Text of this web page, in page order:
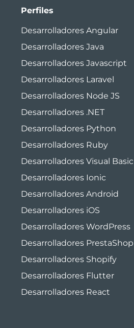
Perfiles
Desarrolladores Angular
Desarrolladores Java
Desarrolladores Javascript
Desarrolladores Laravel
Desarrolladores Node JS
Desarrolladores .NET
Desarrolladores Python
Desarrolladores Ruby
Desarrolladores Visual Basic
Desarrolladores Ionic
Desarrolladores Android
Desarrolladores iOS
Desarrolladores WordPress
Desarrolladores PrestaShop
Desarrolladores Shopify
Desarrolladores Flutter
Desarrolladores React